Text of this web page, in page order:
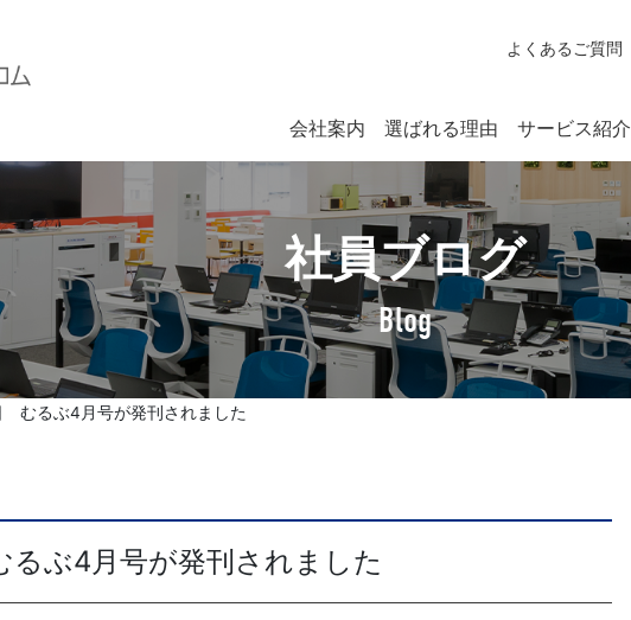
よくあるご質問
会社案内
社長挨拶 企業理念
アクセスマップ
選ばれる理由 サービス紹介
制作
ング
システム開発
SYSTEM DEVELOPMENT
Webシステム開発
社員ブログ
Blog
むるぶ4月号が発刊されました
ぶ4月号が発刊されました